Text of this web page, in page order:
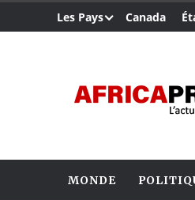
Les Pays Canada
MONDE